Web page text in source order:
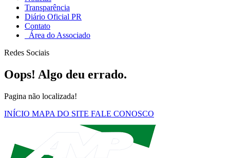
Transparência
Diário Oficial PR
Contato
Área do Associado
Redes Sociais
Oops! Algo deu errado.
Pagina não localizada!
INÍCIO MAPA DO SITE FALE CONOSCO